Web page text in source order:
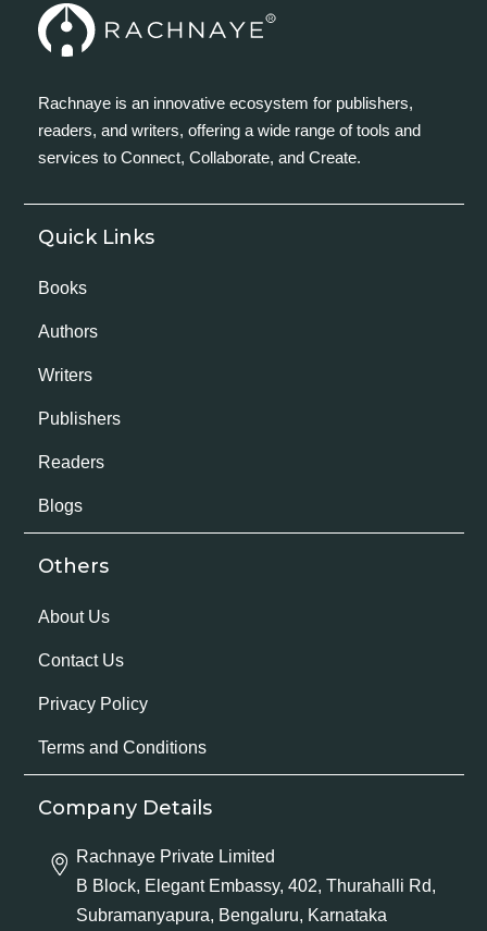
Rachnaye is an innovative ecosystem for publishers,
readers, and writers, offering a wide range of tools and
services to Connect, Collaborate, and Create.
Quick Links
Books
Authors
Writers
Publishers
Readers
Blogs
Others
About Us
Contact Us
Privacy Policy
Terms and Conditions
Company Details
Rachnaye Private Limited
B Block, Elegant Embassy, 402, Thurahalli Rd,
Subramanyapura, Bengaluru, Karnataka